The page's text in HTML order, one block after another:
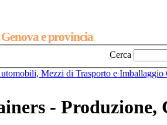
e provincia
Cerca
Mezzi di Trasporto e Imballaggio
- Produzione,